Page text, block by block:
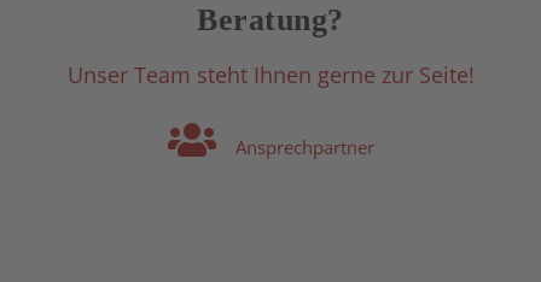
Beratung?
Unser Team steht Ihnen gerne zur Seite!
Ansprechpartner